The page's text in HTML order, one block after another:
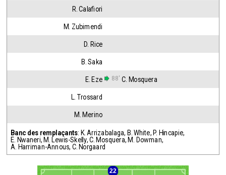
R. Calafiori
M. Zubimendi
D. Rice
B. Saka
E. Eze 88' C. Mosquera
L. Trossard
M. Merino
Banc des remplaçants: K. Arrizabalaga, B. White, P. Hincapie,
E. Nwaneri, M. Lewis-Skelly,C. Mosquera, M. Dowman,
A. Harriman-Annous, C. Norgaard